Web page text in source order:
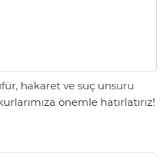
hakaret ve suç unsuru
önemle hatırlatırız!